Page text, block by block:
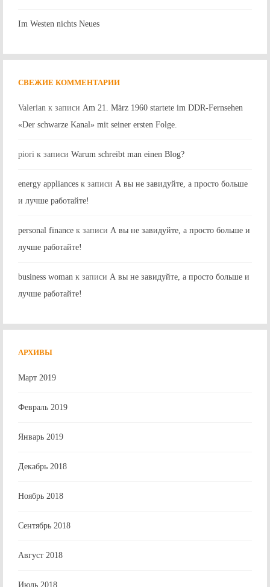
Im Westen nichts Neues
СВЕЖИЕ КОММЕНТАРИИ
Valerian к записи Am 21. März 1960 startete im DDR-Fernsehen
«Der schwarze Kanal» mit seiner ersten Folge.
piori к записи Warum schreibt man einen Blog?
energy appliances к записи А вы не завидуйте, а просто больше
и лучше работайте!
personal finance к записи А вы не завидуйте, а просто больше и
лучше работайте!
business woman к записи А вы не завидуйте, а просто больше и
лучше работайте!
АРХИВЫ
Март 2019
Февраль 2019
Январь 2019
Декабрь 2018
Ноябрь 2018
Сентябрь 2018
Август 2018
Июль 2018